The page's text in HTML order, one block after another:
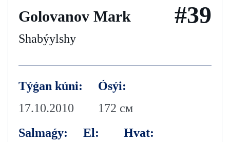
Golovanov Mark
Shabýylshy
#39
Týǵan kúni:
17.10.2010
Ósýi:
172 см
Salmaǵy:
El:
Hvat: